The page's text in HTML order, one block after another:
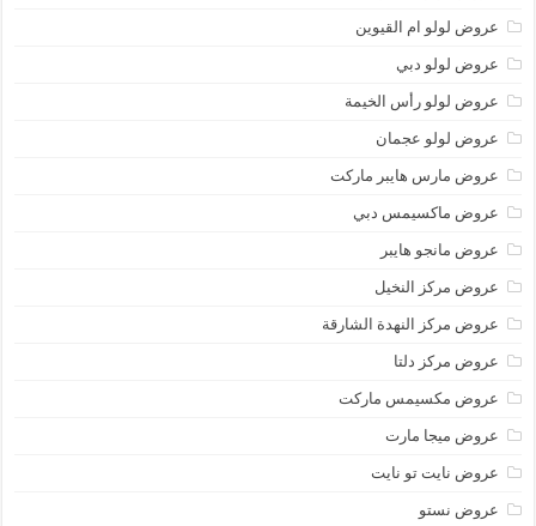
عروض لولو ام القيوين
عروض لولو دبي
عروض لولو رأس الخيمة
عروض لولو عجمان
عروض مارس هايبر ماركت
عروض ماكسيمس دبي
عروض مانجو هايبر
عروض مركز النخيل
عروض مركز النهدة الشارقة
عروض مركز دلتا
عروض مكسيمس ماركت
عروض ميجا مارت
عروض نايت تو نايت
عروض نستو